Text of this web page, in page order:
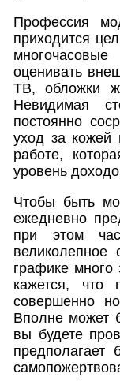
Профессия
приходится
оценивать
ТВ, обложки
Невидимая
постоянно
уход за
работе,
уровень
Чтобы быть
ежедневно
при этом
великолепное
графике много
кажется, что
совершенно
Вполне может
вы будете
предполагает